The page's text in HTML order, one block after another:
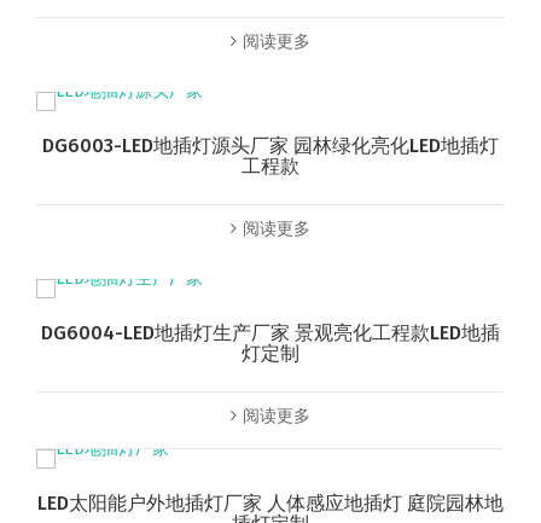
阅读更多
DG6003-LED地插灯源头厂家 园林绿化亮化LED地插灯
工程款
阅读更多
DG6004-LED地插灯生产厂家 景观亮化工程款LED地插
灯定制
阅读更多
LED太阳能户外地插灯厂家 人体感应地插灯 庭院园林地